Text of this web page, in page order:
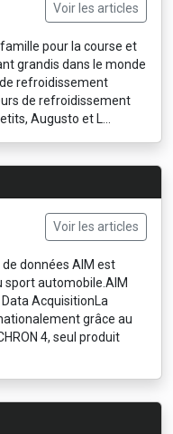
Voir les articles
pour la course et
grandis dans le monde
refroidissement
de refroidissement
Augusto et L...
Voir les articles
données AIM est
sport automobile.AIM
AcquisitionLa
grâce au
4, seul produit